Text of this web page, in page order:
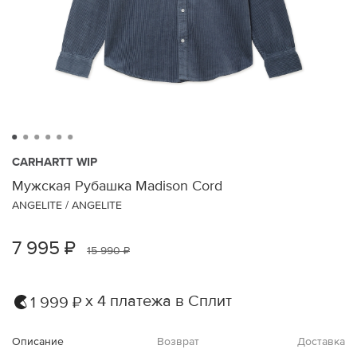
CARHARTT WIP
Мужская Рубашка Madison Cord
ANGELITE / ANGELITE
7 995 ₽ 15 990 ₽
1 999 ₽ х 4 платежа в Сплит
Описание Возврат Доставка